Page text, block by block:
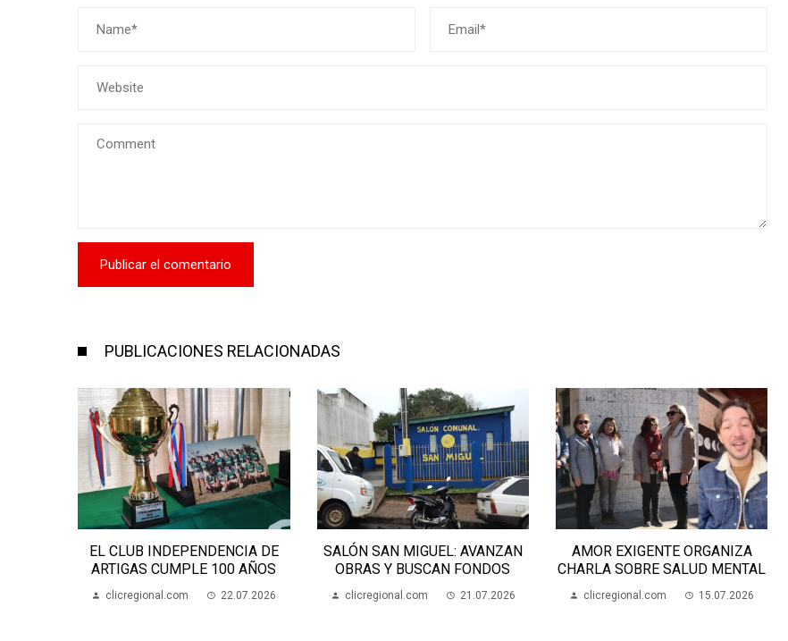
PUBLICACIONES RELACIONADAS
EL CLUB INDEPENDENCIA DE
ARTIGAS CUMPLE 100 AÑOS
clicregional.com 22.07.2026
SALÓN SAN MIGUEL: AVANZAN
OBRAS Y BUSCAN FONDOS
clicregional.com 21.07.2026
AMOR EXIGENTE ORGANIZA
CHARLA SOBRE SALUD MENTAL
clicregional.com 15.07.2026